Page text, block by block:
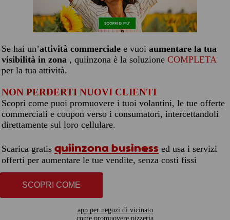
Se hai un’attività commerciale e vuoi aumentare la tua
visibilità in zona , quiinzona è la soluzione COMPLETA
per la tua attività.
NON PERDERTI NUOVI CLIENTI
Scopri come puoi promuovere i tuoi volantini, le tue offerte
commerciali e coupon verso i consumatori, intercettandoli
direttamente sul loro cellulare.
Scarica gratis quiinzona business ed usa i servizi
offerti per aumentare le tue vendite, senza costi fissi
SCOPRI COME
app per negozi di vicinato
come promuovere pizzeria